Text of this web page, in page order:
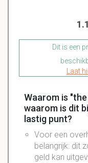
Dit is een
Laat
Waarom is
waarom is dit
lastig punt?
Voor een
belangrijk: dit
geld kan